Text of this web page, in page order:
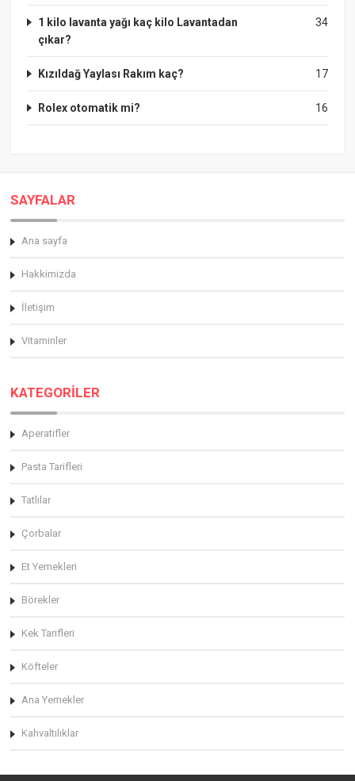
34
1 kilo lavanta yağı kaç kilo Lavantadan
çıkar?
17
Kızıldağ Yaylası Rakım kaç?
16
Rolex otomatik mi?
SAYFALAR
Ana sayfa
Hakkimizda
İletişim
Vitaminler
KATEGORİLER
Aperatifler
Pasta Tarifleri
Tatlılar
Çorbalar
Et Yemekleri
Börekler
Kek Tarifleri
Köfteler
Ana Yemekler
Kahvaltılıklar